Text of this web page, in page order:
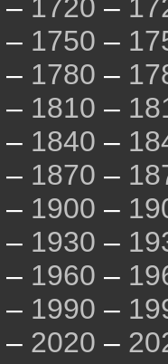
– 1720 –
– 1750 –
– 1780 –
– 1810 –
– 1840 –
– 1870 –
– 1900 –
– 1930 –
– 1960 –
– 1990 –
– 2020 –